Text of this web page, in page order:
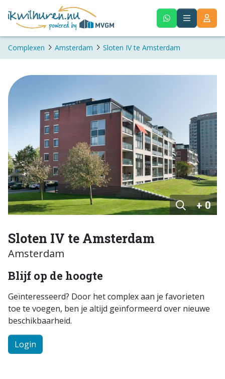
Complexen Amsterdam Sloten IV te Amsterdam
+ 0
Sloten IV te Amsterdam
Amsterdam
Blijf op de hoogte
Geïnteresseerd? Door het complex aan je favorieten
toe te voegen, ben je altijd geïnformeerd over nieuwe
beschikbaarheid.
Login